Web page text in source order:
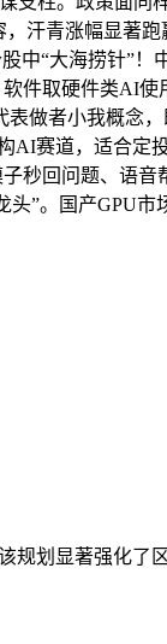
汗青涨幅显著
中“大海捞针”！
件取硬件类AI
做者小我概念
AI赛道，适合
秒回问题、语
”。国产GPU
规划显著强化了